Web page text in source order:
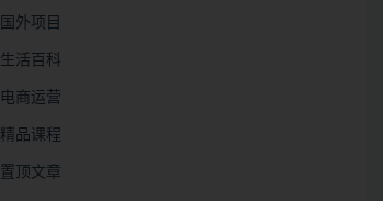
国外项目
生活百科
电商运营
精品课程
置顶文章